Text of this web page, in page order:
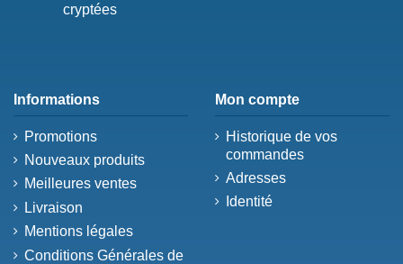
cryptées
Informations
Promotions
Nouveaux produits
Meilleures ventes
Livraison
Mentions légales
Conditions Générales de
Mon compte
Historique de vos
commandes
Adresses
Identité